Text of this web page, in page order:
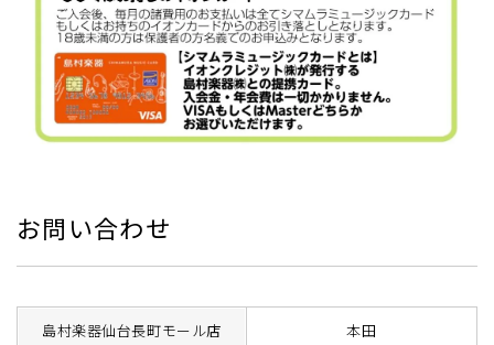
お問い合わせ
島村楽器仙台長町モール店 本田